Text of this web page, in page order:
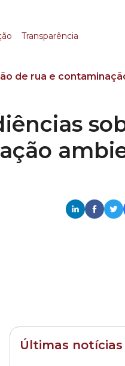
Transparência
de rua e
Últimas notícias